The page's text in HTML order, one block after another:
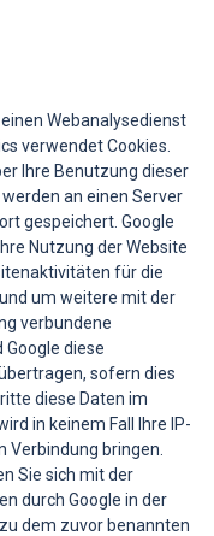
Webanalysedienst
verwendet Cookies.
Ihre Benutzung dieser
an einen Server
gespeichert. Google
Nutzung der Website
für die
um weitere mit der
verbundene
diese
sofern dies
diese Daten im
in keinem Fall Ihre IP-
Verbindung bringen.
Sie sich mit der
durch Google in der
dem zuvor benannten